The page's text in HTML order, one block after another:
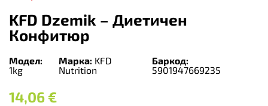
KFD Dzemik – Диетичен
Конфитюр
Модел:
1kg
Марка:KFD
Nutrition
Баркод:
5901947669235
14,06 €